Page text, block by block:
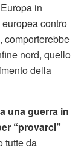
in
contro
comporterebbe
nord, quello
della
una guerra in
“provarci”
tutte da